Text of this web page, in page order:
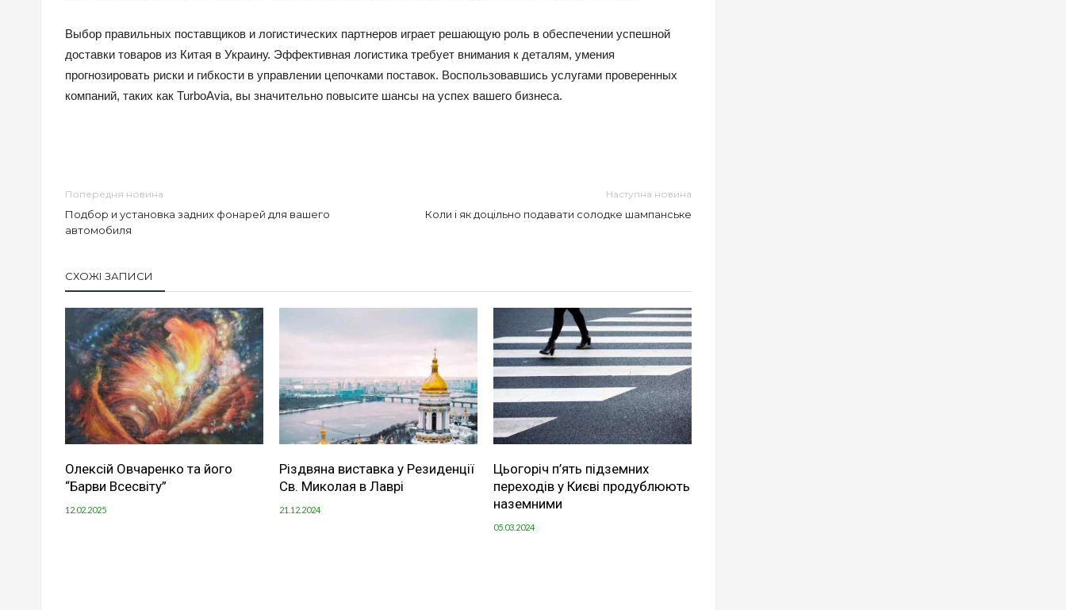
Выбор правильных поставщиков и логистических партнеров играет решающую роль в обеспечении успешной
доставки товаров из Китая в Украину. Эффективная логистика требует внимания к деталям, умения
прогнозировать риски и гибкости в управлении цепочками поставок. Воспользовавшись услугами проверенных
компаний, таких как TurboAvia, вы значительно повысите шансы на успех вашего бизнеса.
Попередня новина
Подбор и установка задних фонарей для вашего
автомобиля
Наступна новина
Коли і як доцільно подавати солодке шампанське
СХОЖІ ЗАПИСИ
Олексій Овчаренко та його
“Барви Всесвіту”
12.02.2025
Різдвяна виставка у Резиденції
Св. Миколая в Лаврі
21.12.2024
Цьогоріч п’ять підземних
переходів у Києві продублюють
наземними
05.03.2024